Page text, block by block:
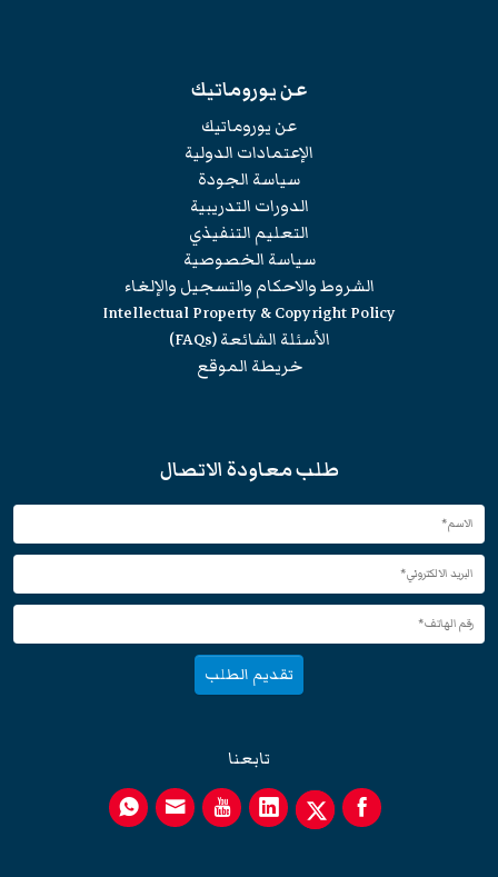
عن يوروماتيك
عن يوروماتيك
الإعتمادات الدولية
سياسة الجودة
الدورات التدريبية
التعليم التنفيذي
سياسة الخصوصية
الشروط والاحكام والتسجيل والإلغاء
Intellectual Property & Copyright Policy
الأسئلة الشائعة (FAQs)
خريطة الموقع
طلب معاودة الاتصال
تقديم الطلب
تابعنا